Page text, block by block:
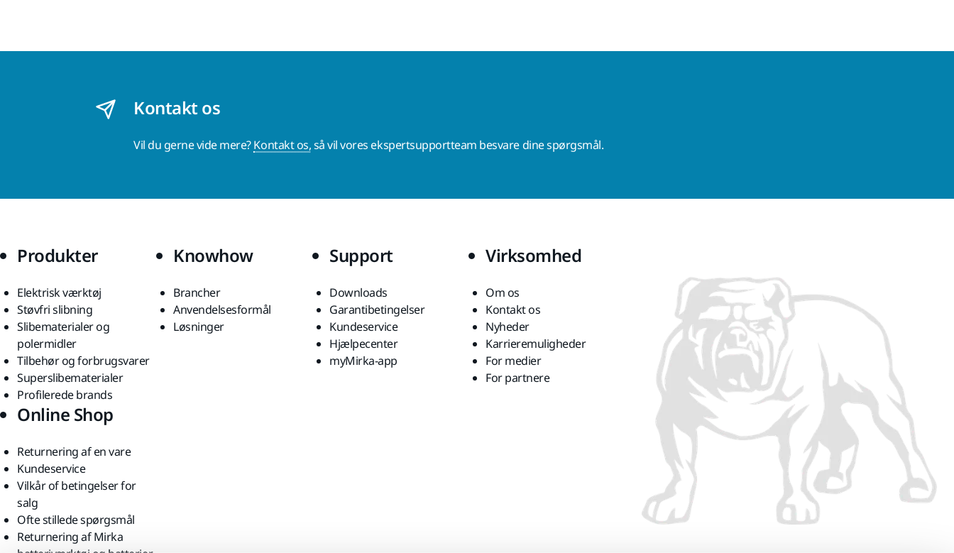
Kontakt os
Vil du gerne vide mere?Kontakt os,så vil vores ekspertsupportteam besvare dine spørgsmål.
Produkter
Elektrisk værktøj
Støvfri slibning
Slibematerialer og
polermidler
Tilbehør og forbrugsvarer
Superslibematerialer
Profilerede brands
Knowhow
Brancher
Anvendelsesformål
Løsninger
Support
Downloads
Garantibetingelser
Kundeservice
Hjælpecenter
myMirka-app
Virksomhed
Om os
Kontakt os
Nyheder
Karrieremuligheder
For medier
For partnere
Online Shop
Returnering af en vare
Kundeservice
Vilkår of betingelser for
salg
Ofte stillede spørgsmål
Returnering af Mirka